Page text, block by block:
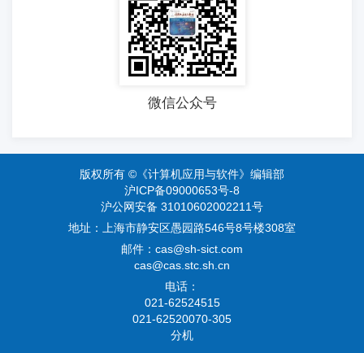
微信公众号
版权所有 ©《计算机应用与软件》编辑部
沪ICP备09000653号-8
沪公网安备 31010602002211号
地址：上海市静安区愚园路546号8号楼308室
邮件： cas@sh-sict.com
cas@cas.stc.sh.cn
电话：
021-62524515
021-62520070-305
分机